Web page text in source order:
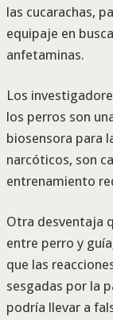
las cucarachas,
equipaje en
anfetaminas.
Los
los perros son
biosensora para
narcóticos, son
entrenamiento
Otra desventaja
entre perro y
que las
sesgadas por la
podría llevar a